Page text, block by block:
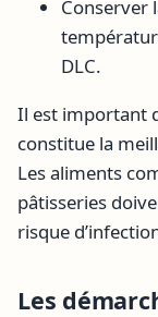
Conserver
DLC.
Il est important
constitue la
Les aliments
pâtisseries
risque
Les